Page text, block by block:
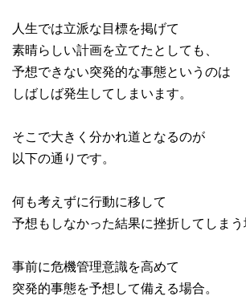
人生では立派な目標を掲げて
素晴らしい計画を立てたとしても、
予想できない突発的な事態というのは
しばしば発生してしまいます。
そこで大きく分かれ道となるのが
以下の通りです。
何も考えずに行動に移して
予想もしなかった結果に挫折してしまう
事前に危機管理意識を高めて
突発的事態を予想して備える場合。